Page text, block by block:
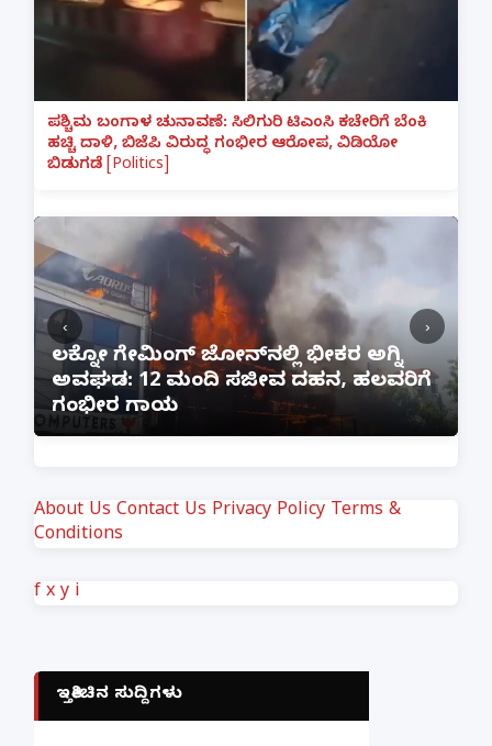
ಪಶ್ಚಿಮ ಬಂಗಾಳ ಚುನಾವಣೆ: ಸಿಲಿಗುರಿ ಟಿಎಂಸಿ ಕಚೇರಿಗೆ ಬೆಂಕಿ
ಹಚ್ಚಿ ದಾಳಿ, ಬಿಜೆಪಿ ವಿರುದ್ಧ ಗಂಭೀರ ಆರೋಪ, ವಿಡಿಯೋ
ಬಿಡುಗಡೆ [Politics]
ಲಕ್ನೋ ಗೇಮಿಂಗ್ ಜೋನ್‌ನಲ್ಲಿ ಭೀಕರ ಅಗ್ನಿ
ಅವಘಡ: 12 ಮಂದಿ ಸಜೀವ ದಹನ, ಹಲವರಿಗೆ
ಗಂಭೀರ ಗಾಯ
‹ ›
About Us Contact Us Privacy Policy Terms &
Conditions
f x y i
ಇತ್ತೀಚಿನ ಸುದ್ದಿಗಳು